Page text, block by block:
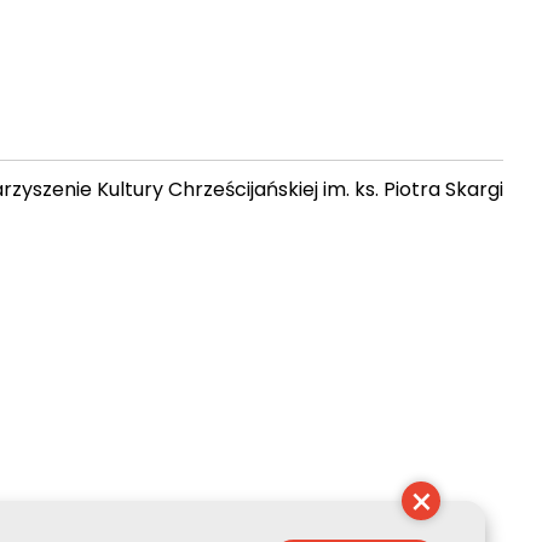
Kultury Chrześcijańskiej im. ks. Piotra Skargi
×